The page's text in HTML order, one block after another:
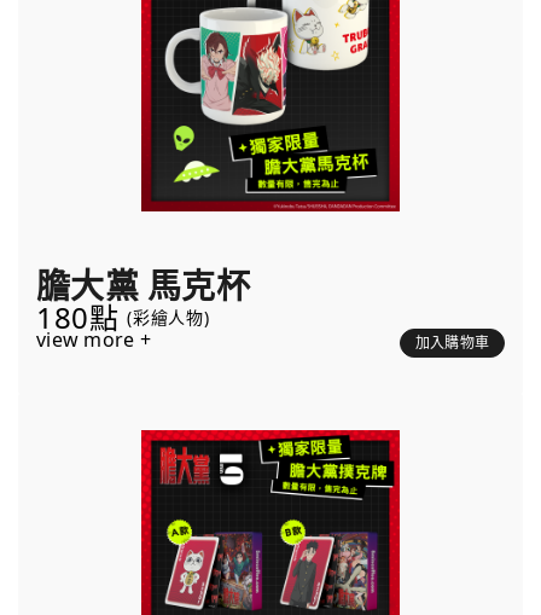
膽大黨 馬克杯
180點 (彩繪人物)
view more + 加入購物車